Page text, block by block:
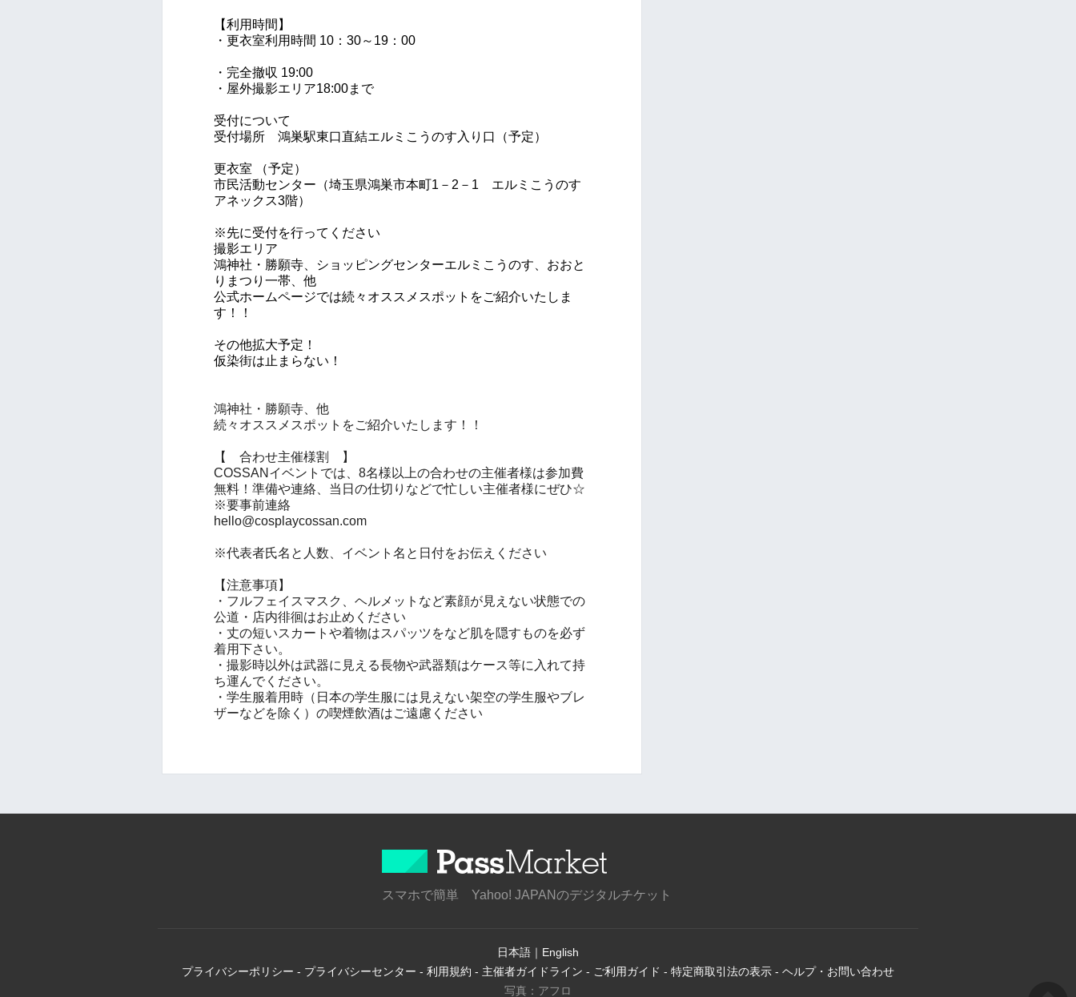
【利用時間】
・更衣室利用時間 10：30～19：00
・完全撤収 19:00
・屋外撮影エリア18:00まで
受付について
受付場所 鴻巣駅東口直結エルミこうのす入り口（予定）
更衣室 （予定）
市民活動センター（埼玉県鴻巣市本町1－2－1 エルミこうのす
アネックス3階）
※先に受付を行ってください
撮影エリア
鴻神社・勝願寺、ショッピングセンターエルミこうのす、おおと
りまつり一帯、他
公式ホームページでは続々オススメスポットをご紹介いたしま
す！！
その他拡大予定！
仮染街は止まらない！
鴻神社・勝願寺、他
続々オススメスポットをご紹介いたします！！
【 合わせ主催様割 】
COSSANイベントでは、8名様以上の合わせの主催者様は参加費
無料！準備や連絡、当日の仕切りなどで忙しい主催者様にぜひ☆
※要事前連絡
hello@cosplaycossan.com
※代表者氏名と人数、イベント名と日付をお伝えください
【注意事項】
・フルフェイスマスク、ヘルメットなど素顔が見えない状態での
公道・店内徘徊はお止めください
・丈の短いスカートや着物はスパッツをなど肌を隠すものを必ず
着用下さい。
・撮影時以外は武器に見える長物や武器類はケース等に入れて持
ち運んでください。
・学生服着用時（日本の学生服には見えない架空の学生服やブレ
ザーなどを除く）の喫煙飲酒はご遠慮ください
スマホで簡単 Yahoo! JAPANのデジタルチケット
日本語 ｜ English
プライバシーポリシー - プライバシーセンター - 利用規約 - 主催者ガイドライン - ご利用ガイド - 特定商取引法の表示 - ヘルプ・お問い合わせ
写真：アフロ